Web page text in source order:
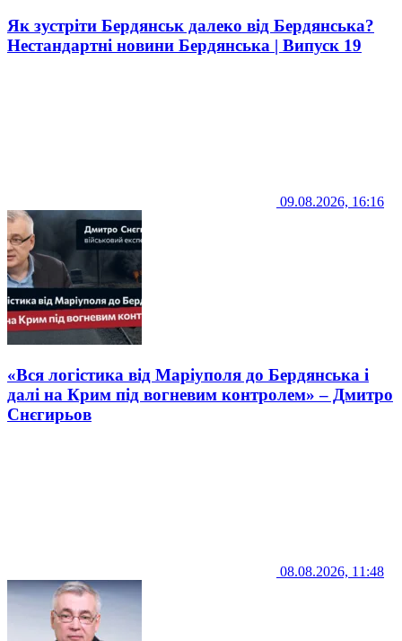
Як зустріти Бердянськ далеко від Бердянська?
Нестандартні новини Бердянська | Випуск 19
09.08.2026, 16:16
«Вся логістика від Маріуполя до Бердянська і
далі на Крим під вогневим контролем» – Дмитро
Снєгирьов
08.08.2026, 11:48